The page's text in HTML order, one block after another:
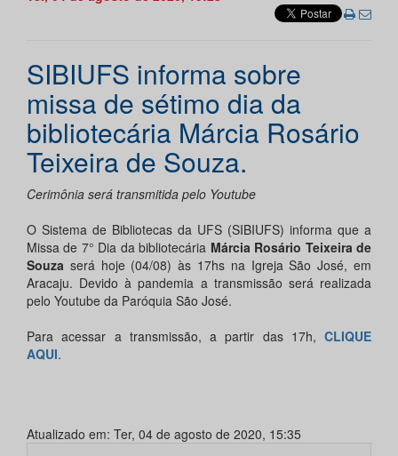
SIBIUFS informa sobre
missa de sétimo dia da
bibliotecária Márcia Rosário
Teixeira de Souza.
Cerimônia será transmitida pelo Youtube
O Sistema de Bibliotecas da UFS (SIBIUFS) informa que a
Missa de 7° Dia da bibliotecária Márcia Rosário Teixeira de
Souza será hoje (04/08) às 17hs na Igreja São José, em
Aracaju. Devido à pandemia a transmissão será realizada
pelo Youtube da Paróquia São José.
Para acessar a transmissão, a partir das 17h, CLIQUE
AQUI.
Atualizado em: Ter, 04 de agosto de 2020, 15:35